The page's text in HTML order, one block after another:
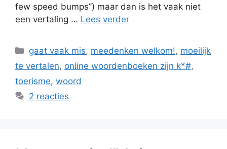
few speed bumps”) maar dan is het vaak niet
een vertaling … Lees verder
Categorieën
gaat vaak mis, meedenken welkom!, moeilijk
te vertalen, online woordenboeken zijn k*#,
toerisme, woord
2 reacties